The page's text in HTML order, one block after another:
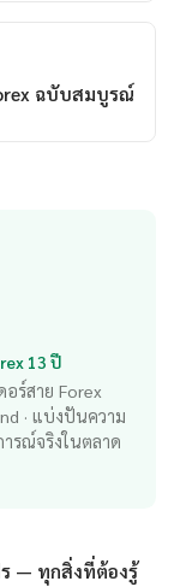
ฉบับสมบูรณ์
13 ปี
อร์สาย Forex
· แบ่งปันความ
รณ์จริงในตลาด
— ทุกสิ่งที่ต้องรู้